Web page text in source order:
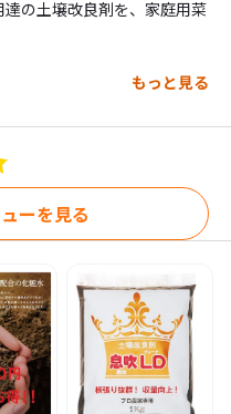
達の土壌改良剤を、家庭用菜
円と、消費税650円のお値
、一番必要であり、一番難
、魅力的な資材です。
改良剤の王様、『息吹農法
もっと見る
ーを見る